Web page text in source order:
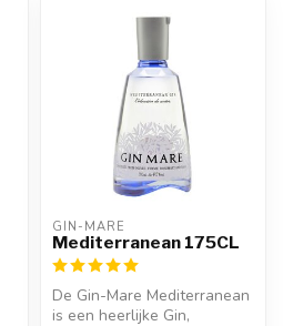
GIN-MARE
Mediterranean 175CL
De Gin-Mare Mediterranean
is een heerlijke Gin,